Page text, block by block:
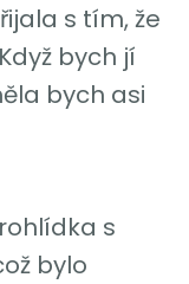
s tím, že
bych jí
bych asi
s
bylo